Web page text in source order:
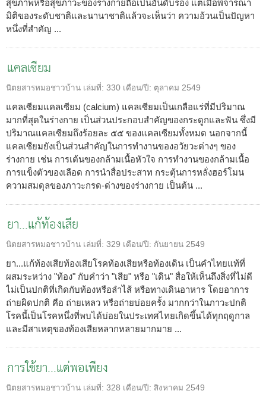
สุขภาพหรือสุขภาวะของร่างกายถือเป็นอันดับรอง แต่เมื่อพิจารณา
มิติของระดับชาติและนานาชาติแล้วจะเห็นว่า ความอ้วนเป็นปัญหา
หนึ่งที่สำคัญ ...
แคลเซียม
นิตยสารหมอชาวบ้าน เล่มที่: 330 เดือน/ปี: ตุลาคม 2549
แคลเซียมแคลเซียม (calcium) แคลเซียมเป็นเกลือแร่ที่มีปริมาณ
มากที่สุดในร่างกาย เป็นส่วนประกอบสำคัญของกระดูกและฟัน ซึ่งมี
ปริมาณแคลเซียมถึงร้อยละ ๕๕ ของแคลเซียมทั้งหมด นอกจากนี้
แคลเซียมยังเป็นส่วนสำคัญในการทำงานของอวัยวะต่างๆ ของ
ร่างกาย เช่น การเต้นของกล้ามเนื้อหัวใจ การทำงานของกล้ามเนื้อ
การแข็งตัวของเลือด การนำสื่อประสาท กระตุ้นการหลั่งฮอร์โมน
ความสมดุลของภาวะกรด-ด่างของร่างกาย เป็นต้น ...
ยา...แก้ท้องเสีย
นิตยสารหมอชาวบ้าน เล่มที่: 329 เดือน/ปี: กันยายน 2549
ยา...แก้ท้องเสียท้องเสียโรคท้องเสียหรือท้องเดิน เป็นคำไทยแท้ที่
ผสมระหว่าง "ท้อง" กับคำว่า "เสีย" หรือ "เดิน" สื่อให้เห็นถึงสิ่งที่ไม่ดี
ไม่เป็นปกติที่เกิดกับท้องหรือลำไส้ หรือทางเดินอาหาร โดยอาการ
ถ่ายผิดปกติ คือ ถ่ายเหลว หรือถ่ายบ่อยครั้ง มากกว่าในภาวะปกติ
โรคนี้เป็นโรคหนึ่งที่พบได้บ่อยในประเทศไทยเกิดขึ้นได้ทุกฤดูกาล
และมีสาเหตุของท้องเสียหลากหลายมากมาย ...
การใช้ยา...แต่พอเพียง
นิตยสารหมอชาวบ้าน เล่มที่: 328 เดือน/ปี: สิงหาคม 2549